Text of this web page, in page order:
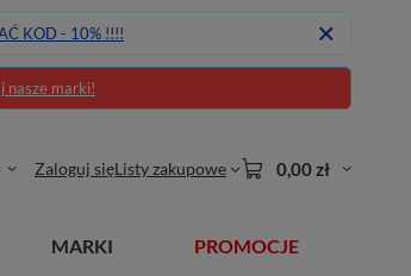
KOD - 10% !!!!
nasze marki!
Zaloguj sięListy zakupowe 0,00 zł
MARKI PROMOCJE